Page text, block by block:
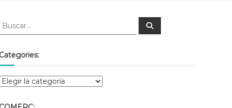
Categories: